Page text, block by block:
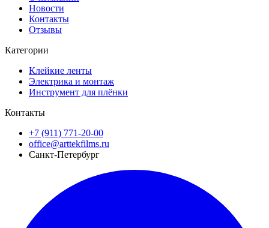
Новости
Контакты
Отзывы
Категории
Клейкие ленты
Электрика и монтаж
Инструмент для плёнки
Контакты
+7 (911) 771-20-00
office@arttekfilms.ru
Санкт-Петербург